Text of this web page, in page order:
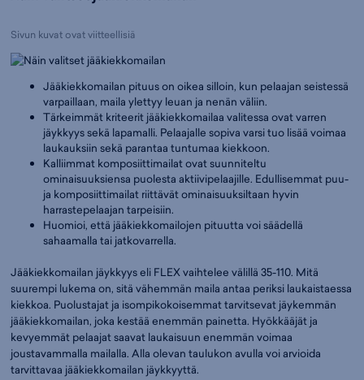
Sivun kuvat ovat viitteellisiä
Jääkiekkomailan pituus on oikea silloin, kun pelaajan seistessä
varpaillaan, maila ylettyy leuan ja nenän väliin.
Tärkeimmät kriteerit jääkiekkomailaa valitessa ovat varren
jäykkyys sekä lapamalli. Pelaajalle sopiva varsi tuo lisää voimaa
laukauksiin sekä parantaa tuntumaa kiekkoon.
Kalliimmat komposiittimailat ovat suunniteltu
ominaisuuksiensa puolesta aktiivipelaajille. Edullisemmat puu-
ja komposiittimailat riittävät ominaisuuksiltaan hyvin
harrastepelaajan tarpeisiin.
Huomioi, että jääkiekkomailojen pituutta voi säädellä
sahaamalla tai jatkovarrella.
Jääkiekkomailan jäykkyys eli FLEX vaihtelee välillä 35-110. Mitä
suurempi lukema on, sitä vähemmän maila antaa periksi laukaistaessa
kiekkoa. Puolustajat ja isompikokoisemmat tarvitsevat jäykemmän
jääkiekkomailan, joka kestää enemmän painetta. Hyökkääjät ja
kevyemmät pelaajat saavat laukaisuun enemmän voimaa
joustavammalla mailalla. Alla olevan taulukon avulla voi arvioida
tarvittavaa jääkiekkomailan jäykkyyttä.